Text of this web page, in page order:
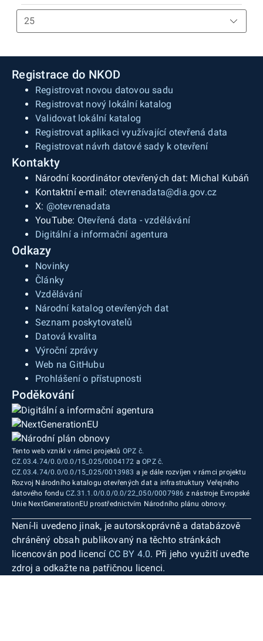
Registrace do NKOD
Registrovat novou datovou sadu
Registrovat nový lokální katalog
Validovat lokální katalog
Registrovat aplikaci využívající otevřená data
Registrovat návrh datové sady k otevření
Kontakty
Národní koordinátor otevřených dat: Michal Kubáň
Kontaktní e-mail: otevrenadata@dia.gov.cz
X: @otevrenadata
YouTube: Otevřená data - vzdělávání
Digitální a informační agentura
Odkazy
Novinky
Články
Vzdělávání
Národní katalog otevřených dat
Seznam poskytovatelů
Datová kvalita
Výroční zprávy
Web na GitHubu
Prohlášení o přístupnosti
Poděkování
Tento web vznikl v rámci projektů OPZ č.
CZ.03.4.74/0.0/0.0/15_025/0004172 aOPZ č.
CZ.03.4.74/0.0/0.0/15_025/0013983 a je dále rozvíjen v rámci projektu
Rozvoj Národního katalogu otevřených dat a infrastruktury Veřejného
datového fondu CZ.31.1.0/0.0/0.0/22_050/0007986 z nástroje Evropské
Unie NextGenerationEU prostřednictvím Národního plánu obnovy.
Není-li uvedeno jinak, je autorskoprávně a databázově
chráněný obsah publikovaný na těchto stránkách
licencován pod licencí CC BY 4.0. Při jeho využití uveďte
zdroj a odkažte na patřičnou licenci.